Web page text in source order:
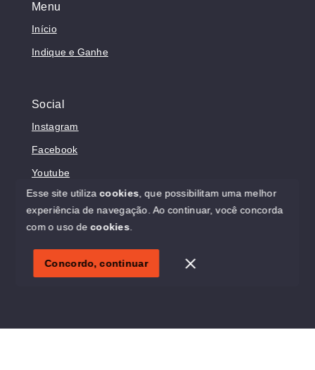
Menu
Início
Indique e Ganhe
Social
Instagram
Facebook
Youtube
© Copyright 2026 - Sonholar Imóveis - Todos os direitos
SITE PARA IMOBILIARIA
Esse site utilizacookies , que possibilitam uma melhor
experiência de navegação. Ao continuar, você concorda
com o uso decookies
Concordo, continuar